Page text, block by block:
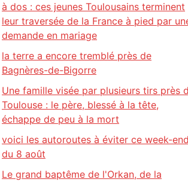
à dos : ces jeunes Toulousains terminent
leur traversée de la France à pied par
demande en mariage
la terre a encore tremblé près de
Bagnères-de-Bigorre
Une famille visée par plusieurs tirs près
Toulouse : le père, blessé à la tête,
échappe de peu à la mort
voici les autoroutes à éviter ce week-end
du 8 août
Le grand baptême de l'Orkan, de la